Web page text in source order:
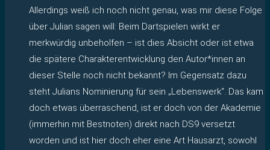
Allerdings weiß ich noch nicht genau, was mir diese Folge
über Julian sagen will: Beim Dartspielen wirkt er
merkwürdig unbeholfen – ist dies Absicht oder ist etwa
die spätere Charakterentwicklung den Autor*innen an
dieser Stelle noch nicht bekannt? Im Gegensatz dazu
steht Julians Nominierung für sein „Lebenswerk“. Das kam
doch etwas überraschend, ist er doch von der Akademie
(immerhin mit Bestnoten) direkt nach DS9 versetzt
worden und ist hier doch eher eine Art Hausarzt, sowohl